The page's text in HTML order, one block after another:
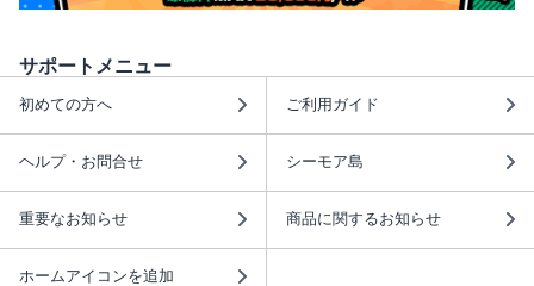
サポートメニュー
初めての方へ ご利用ガイド
ヘルプ・お問合せ シーモア島
重要なお知らせ 商品に関するお知らせ
ホームアイコンを追加